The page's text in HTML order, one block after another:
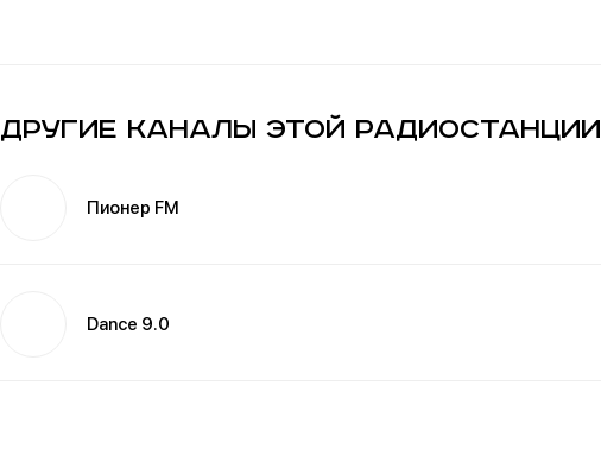
Другие каналы этой радиостанции
Пионер FM
Dance 9.0